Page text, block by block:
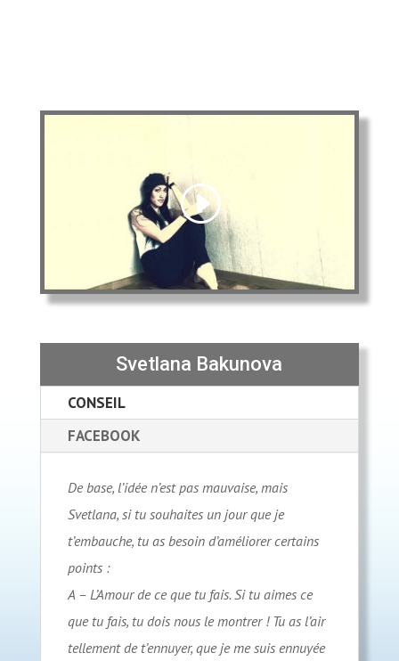
Svetlana Bakunova
CONSEIL
FACEBOOK
De base, l’idée n’est pas mauvaise, mais
Svetlana, si tu souhaites un jour que je
t’embauche, tu as besoin d’améliorer certains
points :
A – L’Amour de ce que tu fais. Si tu aimes ce
que tu fais, tu dois nous le montrer ! Tu as l’air
tellement de t’ennuyer, que je me suis ennuyée